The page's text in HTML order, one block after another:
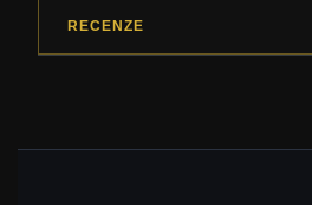
RECENZE